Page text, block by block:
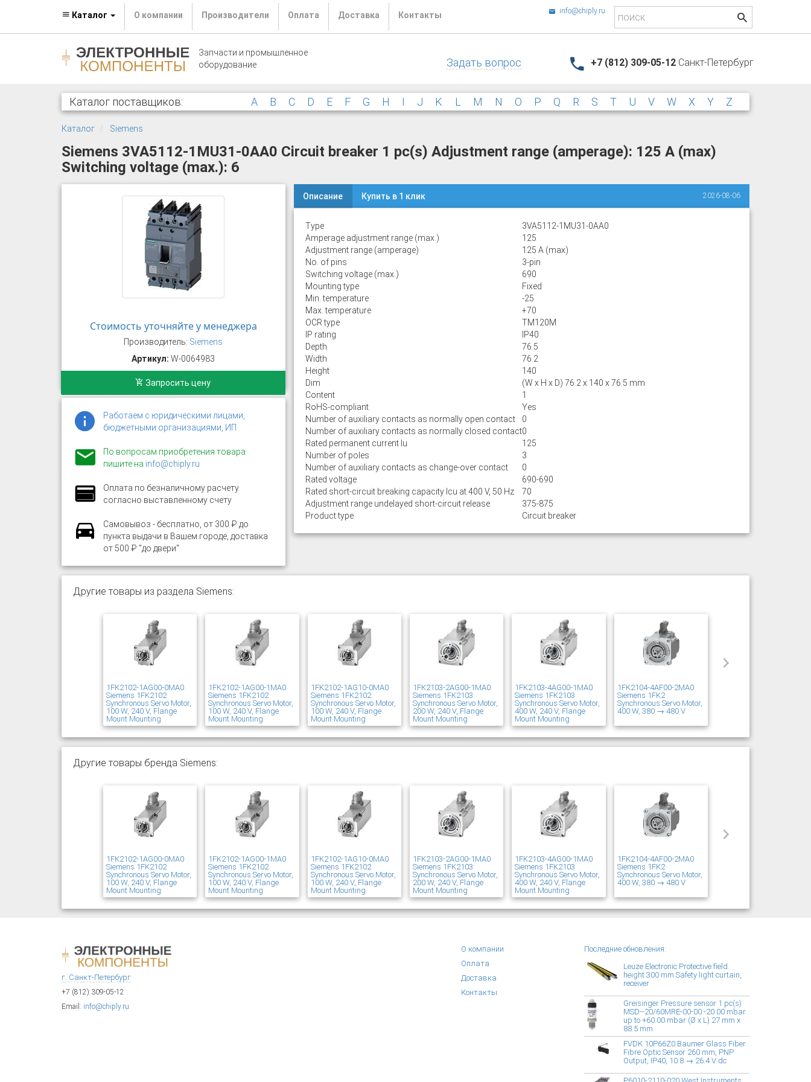
Каталог О компании Производители Оплата Доставка Контакты info@chiply.ru
Запчасти и промышленное
оборудование
Задать вопрос +7 (812) 309-05-12 Санкт-Петербург
Каталог поставщиков: A B C D E F G H I J K L M N O P Q R S T U VW XY Z
Каталог Siemens
Siemens 3VA5112-1MU31-0AA0 Circuit breaker 1 pc(s) Adjustment range (amperage): 125 A (max)
Switching voltage (max.): 6
Стоимость уточняйте у менеджера
Производитель: Siemens
Артикул: W-0064983
Запросить цену
Работаем с юридическими лицами,
бюджетными организациями, ИП
По вопросам приобретения товара
пишите на info@chiply.ru
Оплата по безналичному расчету
согласно выставленному счету
Самовывоз - бесплатно, от 300 ₽ до
пункта выдачи в Вашем городе, доставка
от 500 ₽ "до двери"
Описание Купить в 1 клик 2026-08-06
Type
3VA5112-1MU31-0AA0
Amperage adjustment range (max.)
125
Adjustment range (amperage)
125 A (max)
No. of pins
3-pin
Switching voltage (max.)
690
Mounting type
Fixed
Min. temperature
-25
Max. temperature
+70
OCR type
TM120M
IP rating
IP40
Depth
76.5
Width
76.2
Height
140
Dim
(W x H x D) 76.2 x 140 x 76.5 mm
Content
1
RoHS-compliant
Yes
Number of auxiliary contacts as normally open contact
0
Number of auxiliary contacts as normally closed contact0
Rated permanent current Iu
125
Number of poles
3
Number of auxiliary contacts as change-over contact
0
Rated voltage
690-690
Rated short-circuit breaking capacity lcu at 400 V, 50 Hz
70
Adjustment range undelayed short-circuit release
375-875
Product type
Circuit breaker
Другие товары из раздела Siemens:
1FK2102-1AG00-0MA0
Siemens 1FK2102
Synchronous Servo Motor,
100 W, 240 V, Flange
Mount Mounting
1FK2102-1AG00-1MA0
Siemens 1FK2102
Synchronous Servo Motor,
100 W, 240 V, Flange
Mount Mounting
1FK2102-1AG10-0MA0
Siemens 1FK2102
Synchronous Servo Motor,
100 W, 240 V, Flange
Mount Mounting
1FK2103-2AG00-1MA0
Siemens 1FK2103
Synchronous Servo Motor,
200 W, 240 V, Flange
Mount Mounting
1FK2103-4AG00-1MA0
Siemens 1FK2103
Synchronous Servo Motor,
400 W, 240 V, Flange
Mount Mounting
1FK2104-4AF00-2MA0
Siemens 1FK2
Synchronous Servo Motor,
400 W, 380 → 480 V
Другие товары бренда Siemens:
1FK2102-1AG00-0MA0
Siemens 1FK2102
Synchronous Servo Motor,
100 W, 240 V, Flange
Mount Mounting
1FK2102-1AG00-1MA0
Siemens 1FK2102
Synchronous Servo Motor,
100 W, 240 V, Flange
Mount Mounting
1FK2102-1AG10-0MA0
Siemens 1FK2102
Synchronous Servo Motor,
100 W, 240 V, Flange
Mount Mounting
1FK2103-2AG00-1MA0
Siemens 1FK2103
Synchronous Servo Motor,
200 W, 240 V, Flange
Mount Mounting
1FK2103-4AG00-1MA0
Siemens 1FK2103
Synchronous Servo Motor,
400 W, 240 V, Flange
Mount Mounting
1FK2104-4AF00-2MA0
Siemens 1FK2
Synchronous Servo Motor,
400 W, 380 → 480 V
г. Санкт-Петербург
+7 (812) 309-05-12
Email: info@chiply.ru
О компании
Оплата
Доставка
Контакты
Последние обновления:
Leuze Electronic Protective field
height 300 mm Safety light curtain,
receiver
Greisinger Pressure sensor 1 pc(s)
MSD--20/60MRE-00-00 -20.00 mbar
up to +60.00 mbar (Ø x L) 27 mm x
88.5 mm
FVDK 10P66Z0 Baumer Glass Fiber
Fibre Optic Sensor 260 mm, PNP
Output, IP40, 10.8 → 26.4 V dc